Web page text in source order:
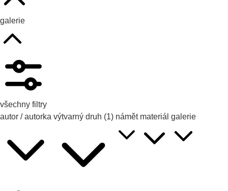
galerie
všechny filtry
autor / autorka výtvarný druh (1) námět materiál galerie